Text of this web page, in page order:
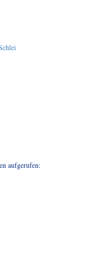
aufgerufen: